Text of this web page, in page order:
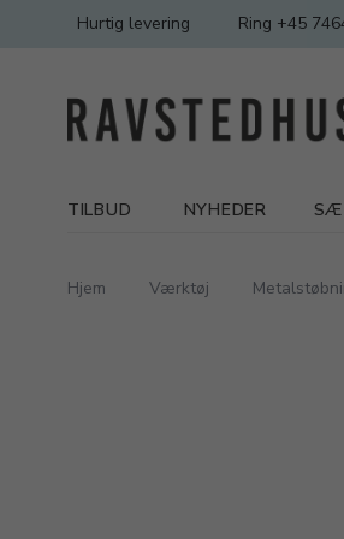
Hurtig levering Ring +45
TILBUD NYHEDER
Hjem Værktøj